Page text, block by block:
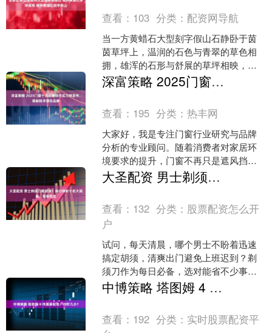
查看： 103 分类： 配资网导航
当一方黄蜡石大型刻字假山石静卧于茵
茵草坪上，温润的石色与青翠的草色相
拥，雄浑的石形与舒展的草坪相映，刀
刻的字迹在天光云影中若隐若现，这不
仅是一次景观的布置，更是....
深富策略 2025门窗十大品牌综合实力榜发布，揭秘技术领先品牌
查看： 195 分类：热丰网
大家好，我是专注门窗行业研究与品牌
分析的专业顾问。随着消费者对家居环
境要求的提升，门窗不再只是遮风挡雨
的设施，更是隔音、安全、节能与美观
的综合体现。市场上品牌众....
大圣配资 男士剃须刀哪款强？排行榜前十名大揭秘，答案在这
查看： 132 分类： 股票配资怎么开
户
试问，每天清晨，哪个男士不盼着迅速
搞定胡须，清爽出门避免上班迟到？剃
须刀作为每日必备，选对能省不少事。
优质剃须刀，刀头设计贴合面部，转速
强劲，几分钟就能干净利落....
中博策略 塔图姆 4 代最新配色！你打几分？
查看： 192 分类： 实时股票配资平